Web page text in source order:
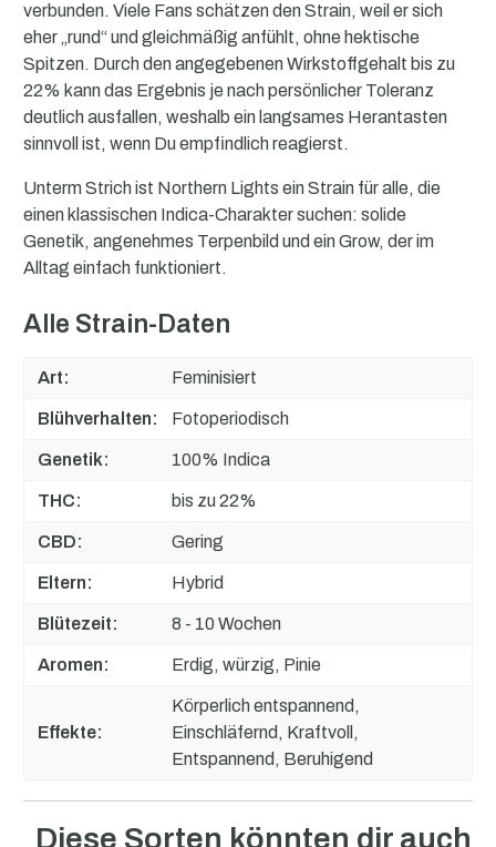
verbunden. Viele Fans schätzen den Strain, weil er sich
eher „rund“ und gleichmäßig anfühlt, ohne hektische
Spitzen. Durch den angegebenen Wirkstoffgehalt bis zu
22% kann das Ergebnis je nach persönlicher Toleranz
deutlich ausfallen, weshalb ein langsames Herantasten
sinnvoll ist, wenn Du empfindlich reagierst.
Unterm Strich ist Northern Lights ein Strain für alle, die
einen klassischen Indica-Charakter suchen: solide
Genetik, angenehmes Terpenbild und ein Grow, der im
Alltag einfach funktioniert.
Alle Strain-Daten
Art: Feminisiert
Blühverhalten: Fotoperiodisch
Genetik: 100% Indica
THC: bis zu 22%
CBD: Gering
Eltern: Hybrid
Blütezeit: 8 - 10 Wochen
Aromen: Erdig, würzig, Pinie
Effekte:
Körperlich entspannend,
Einschläfernd, Kraftvoll,
Entspannend, Beruhigend
Produktgalerie überspringen
Diese Sorten könnten dir auch